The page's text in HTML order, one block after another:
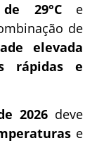
29°Ce
de
elevada
rápidas e
2026 deve
e